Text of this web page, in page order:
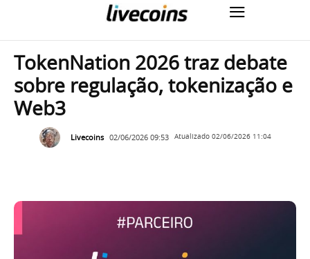
TokenNation 2026 traz debate
sobre regulação, tokenização e
Web3
Livecoins 02/06/2026 09:53 Atualizado 02/06/2026 11:04